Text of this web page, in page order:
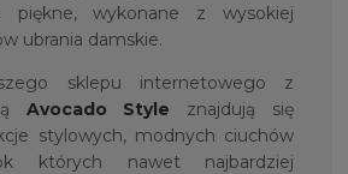
piękne, wykonane z wysokiej
ubrania damskie.
sklepu internetowego z
Avocado Style znajdują się
stylowych, modnych ciuchów
których nawet najbardziej